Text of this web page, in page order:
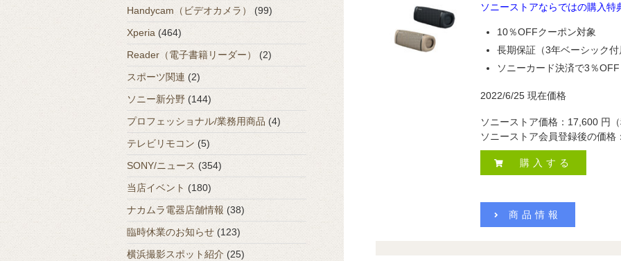
ソニーストアならではの購入特
10％OFFクーポン対象
長期保証（3年ベーシック付
ソニーカード決済で3％OFF
2022/6/25 現在価格
ソニーストア価格：17,600 円
ソニーストア会員登録後の価格
購入する
商品情報
Handycam（ビデオカメラ）
(99)
Xperia (464)
Reader（電子書籍リーダー）
(2)
スポーツ関連 (2)
ソニー新分野 (144)
プロフェッショナル/業務用商品 (4)
テレビリモコン (5)
SONY/ニュース (354)
当店イベント (180)
ナカムラ電器店舗情報 (38)
臨時休業のお知らせ (123)
横浜撮影スポット紹介 (25)